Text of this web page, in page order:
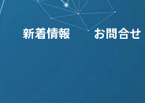
新着情報 お問合せ